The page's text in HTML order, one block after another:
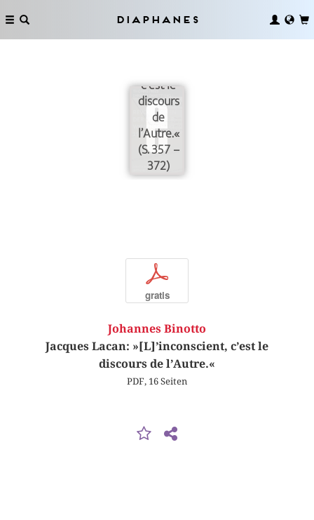
Diaphanes
Jacques
c’est le
discours
de
l’Autre.«
(S. 357 –
372)
p
gratis
Johannes Binotto
Jacques Lacan: »[L]’inconscient, c’est le
discours de l’Autre.«
PDF, 16 Seiten